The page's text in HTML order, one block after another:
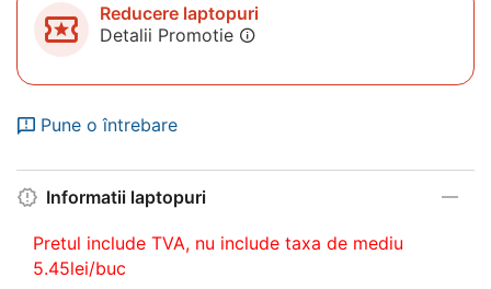
Reducere laptopuri
Detalii Promotie
Pune o întrebare
Informatii laptopuri
Pretul include TVA, nu include taxa de mediu
5.45lei/buc